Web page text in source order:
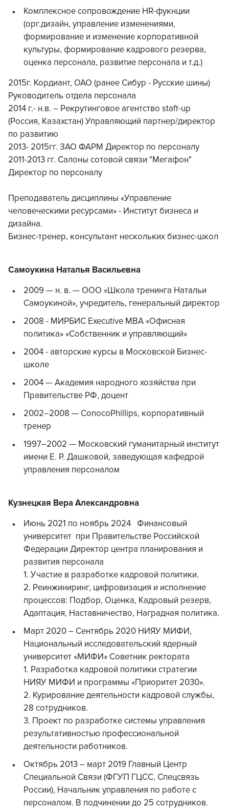
Комплексное сопровождение HR-фукнции
(орг.дизайн, управление изменениями,
формирование и изменение корпоративной
культуры, формирование кадрового резерва,
оценка персонала, развитие персонала и т.д.)
2015г. Кордиант, ОАО (ранее Сибур - Русские шины)
Руководитель отдела персонала
2014 г.- н.в. – Рекрутинговое агентство staff-up
(Россия, Казахстан) Управляющий партнер/директор
по развитию
2013- 2015гг. ЗАО ФАРМ Директор по персоналу
2011-2013 гг. Салоны сотовой связи "Мегафон"
Директор по персоналу
Преподаватель дисциплины «Управление
человеческими ресурсами» - Институт бизнеса и
дизайна.
Бизнес-тренер, консультант нескольких бизнес-школ
Самоукина Наталья Васильевна
2009 — н. в. — ООО «Школа тренинга Натальи
Самоукиной», учредитель, генеральный директор
2008 - МИРБИС Executive MBA «Офисная
политика» «Собственник и управляющий»
2004 - авторские курсы в Московской Бизнес-
школе
2004 — Академия народного хозяйства при
Правительстве РФ, доцент
2002–2008 — ConocoPhillips, корпоративный
тренер
1997–2002 — Московский гуманитарный институт
имени Е. Р. Дашковой, заведующая кафедрой
управления персоналом
Кузнецкая Вера Александровна
Июнь 2021 по ноябрь 2024 Финансовый
университет при Правительстве Российской
Федерации Директор центра планирования и
развития персонала
1. Участие в разработке кадровой политики.
2. Реинжиниринг, цифровизация и исполнение
процессов: Подбор, Оценка, Кадровый резерв,
Адаптация, Наставничество, Наградная политика.
Март 2020 – Сентябрь 2020 НИЯУ МИФИ,
Национальный исследовательский ядерный
университет «МИФИ» Советник ректората
1. Разработка кадровой политики стратегии
НИЯУ МИФИ и программы «Приоритет 2030».
2. Курирование деятельности кадровой службы,
28 сотрудников.
3. Проект по разработке системы управления
результативностью профессиональной
деятельности работников.
Октябрь 2013 – март 2019 Главный Центр
Специальной Связи (ФГУП ГЦСС, Спецсвязь
России), Начальник управления по работе с
персоналом. В подчинении до 25 сотрудников.